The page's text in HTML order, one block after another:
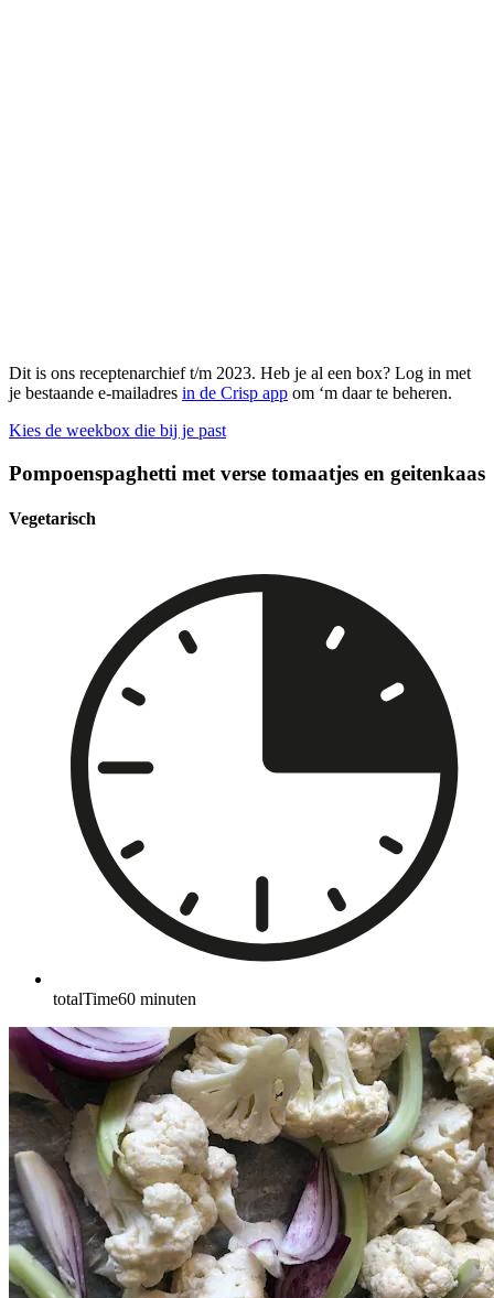
Dit is ons receptenarchief t/m 2023. Heb je al een box? Log in met
je bestaande e-mailadres in de Crisp app om ‘m daar te beheren.
Kies de weekbox die bij je past
Pompoenspaghetti met verse tomaatjes en geitenkaas
Vegetarisch
totalTime60 minuten